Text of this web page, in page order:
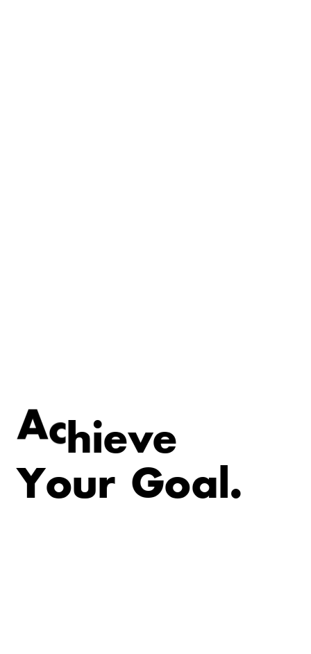
Achieve
Your Goal.